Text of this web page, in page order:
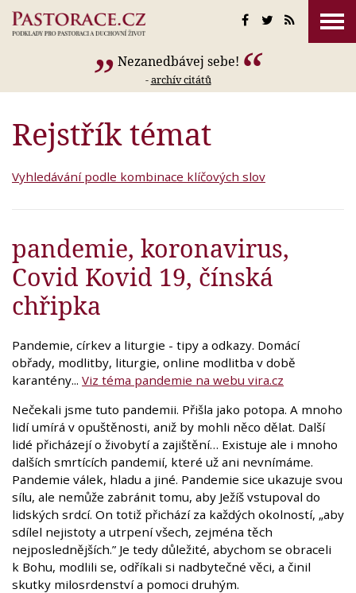
Nezanedbávej sebe!
-archív citátů
Rejstřík témat
Vyhledávání podle kombinace klíčových slov
pandemie, koronavirus,
Covid Kovid 19, čínská
chřipka
Pandemie, církev a liturgie - tipy a odkazy. Domácí
obřady, modlitby, liturgie, online modlitba v době
karantény... Viz téma pandemie na webu vira.cz
Nečekali jsme tuto pandemii. Přišla jako potopa. A mnoho
lidí umírá v opuštěnosti, aniž by mohli něco dělat. Další
lidé přicházejí o živobytí a zajištění… Existuje ale i mnoho
dalších smrtících pandemií, které už ani nevnímáme.
Pandemie válek, hladu a jiné. Pandemie sice ukazuje svou
sílu, ale nemůže zabránit tomu, aby Ježíš vstupoval do
lidských srdcí. On totiž přichází za každých okolností, „aby
sdílel nejistoty a utrpení všech, zejména těch
nejposlednějších.” Je tedy důležité, abychom se obraceli
k Bohu, modlili se, odříkali si nadbytečné věci, a činil
skutky milosrdenství a pomoci druhým.